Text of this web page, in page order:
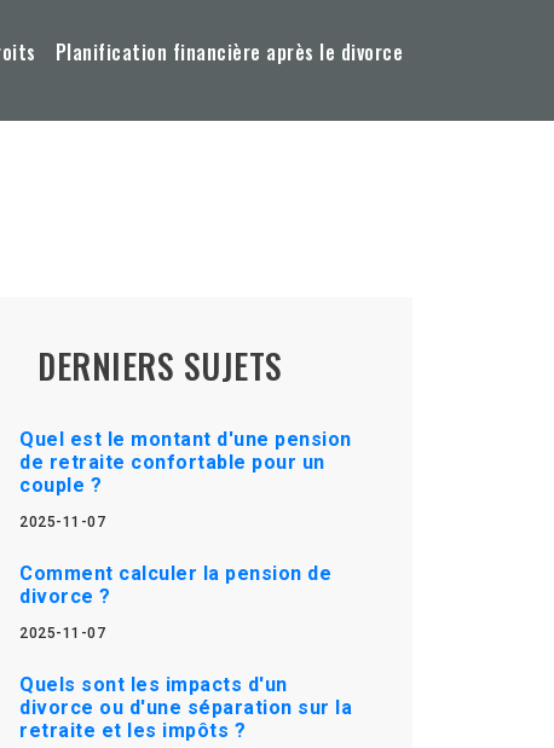
Planification financière après le divorce
DERNIERS SUJETS
Quel est le montant d'une pension
de retraite confortable pour un
couple ?
2025-11-07
Comment calculer la pension de
divorce ?
2025-11-07
Quels sont les impacts d'un
divorce ou d'une séparation sur la
retraite et les impôts ?